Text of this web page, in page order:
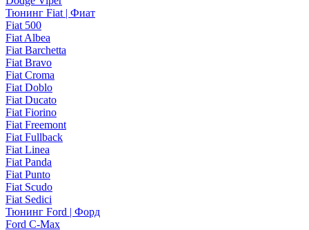
Тюнинг Fiat | Фиат
Fiat 500
Fiat Albea
Fiat Barchetta
Fiat Bravo
Fiat Croma
Fiat Doblo
Fiat Ducato
Fiat Fiorino
Fiat Freemont
Fiat Fullback
Fiat Linea
Fiat Panda
Fiat Punto
Fiat Scudo
Fiat Sedici
Тюнинг Ford | Форд
Ford C-Max